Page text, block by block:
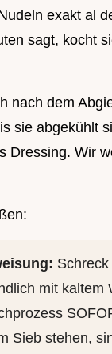
exakt al
sagt, kocht
nach dem
sie abgekühlt
Dressing. Wir
mit kaltem
Sieb stehen,